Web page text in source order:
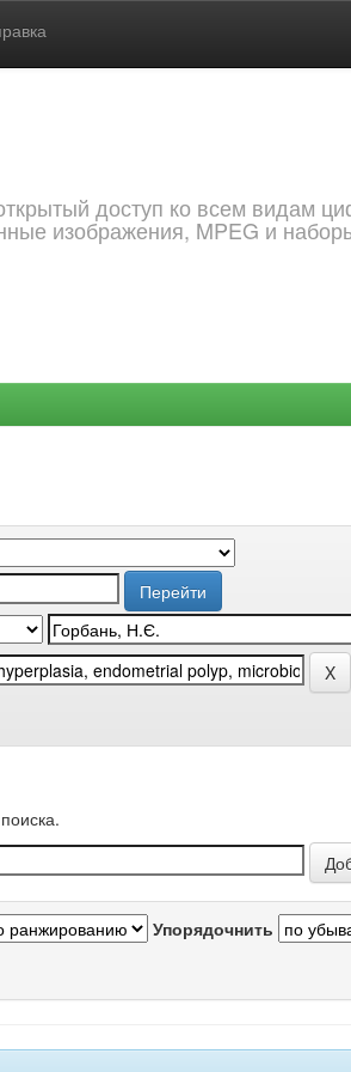
доступ ко всем видам
изображения, MPEG и
Упорядочнить